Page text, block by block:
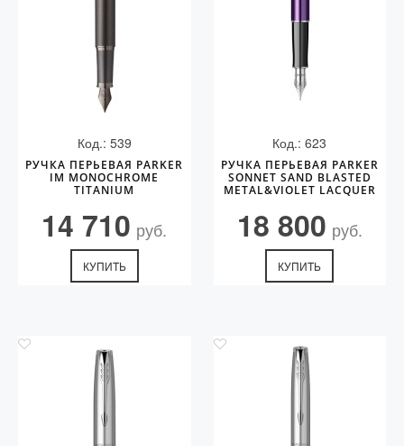
Код.: 539
РУЧКА ПЕРЬЕВАЯ PARKER
IM MONOCHROME
TITANIUM
14 710 руб.
КУПИТЬ
Код.: 623
РУЧКА ПЕРЬЕВАЯ PARKER
SONNET SAND BLASTED
METAL&VIOLET LACQUER
18 800 руб.
КУПИТЬ